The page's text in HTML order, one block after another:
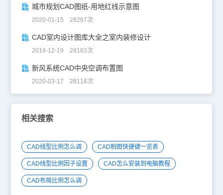
城市规划CAD图纸-用地红线示意图
2020-01-15 28267次
CAD室内设计图库大全之室内装修设计
2019-12-19 28182次
新风系统CAD中央空调布置图
2020-03-17 28116次
相关搜索
CAD线型比例怎么调 CAD制图快捷键一览表
CAD线型比例因子设置 CAD怎么安装到电脑教程
CAD布局比例怎么调